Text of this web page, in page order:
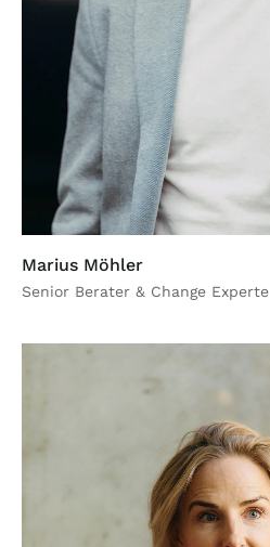
Marius Möhler
Senior Berater & Change Experte